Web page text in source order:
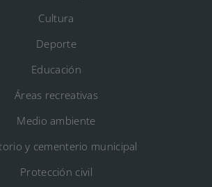
Cultura
Deporte
Educación
Áreas recreativas
Medio ambiente
y cementerio municipal
Protección civil